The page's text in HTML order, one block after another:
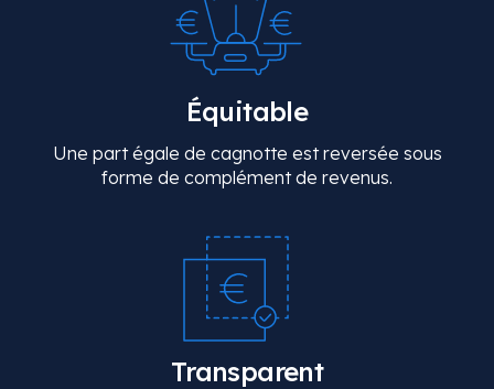
Équitable
Une part égale de cagnotte est reversée sous
forme de complément de revenus.
Transparent